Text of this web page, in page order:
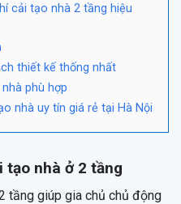
cải tạo nhà 2 tầng hiệu
thiết kế thống nhất
phù hợp
nhà uy tín giá rẻ tại Hà Nội
tạo nhà ở 2 tầng
tầng giúp gia chủ chủ động